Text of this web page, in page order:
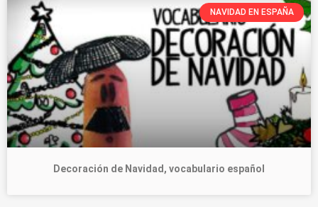
NAVIDAD EN ESPAÑA
Decoración de Navidad, vocabulario español